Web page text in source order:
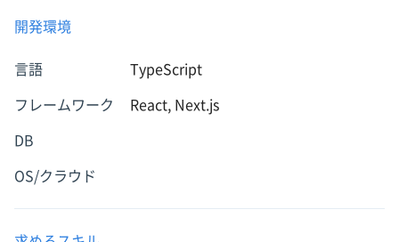
開発環境
言語 TypeScript
フレームワーク React, Next.js
DB
OS/クラウド